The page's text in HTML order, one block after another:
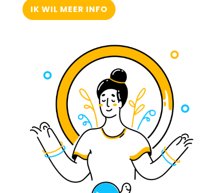
IK WIL MEER INFO